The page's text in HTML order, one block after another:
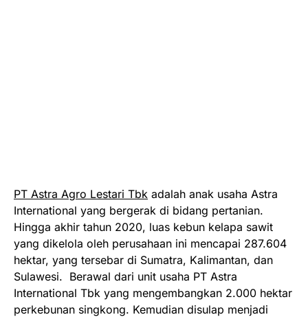
PT Astra Agro Lestari Tbk adalah anak usaha Astra
International yang bergerak di bidang pertanian.
Hingga akhir tahun 2020, luas kebun kelapa sawit
yang dikelola oleh perusahaan ini mencapai 287.604
hektar, yang tersebar di Sumatra, Kalimantan, dan
Sulawesi. Berawal dari unit usaha PT Astra
International Tbk yang mengembangkan 2.000 hektar
perkebunan singkong. Kemudian disulap menjadi